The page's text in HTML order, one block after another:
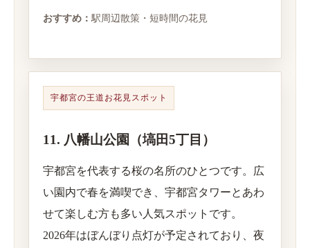
おすすめ： 駅周辺散策・短時間の花見
宇都宮の王道お花見スポット
11. 八幡山公園（塙田5丁目）
宇都宮を代表する桜の名所のひとつです。広
い園内で春を満喫でき、宇都宮タワーとあわ
せて楽しむ方も多い人気スポットです。
2026年はぼんぼり点灯が予定されており、夜